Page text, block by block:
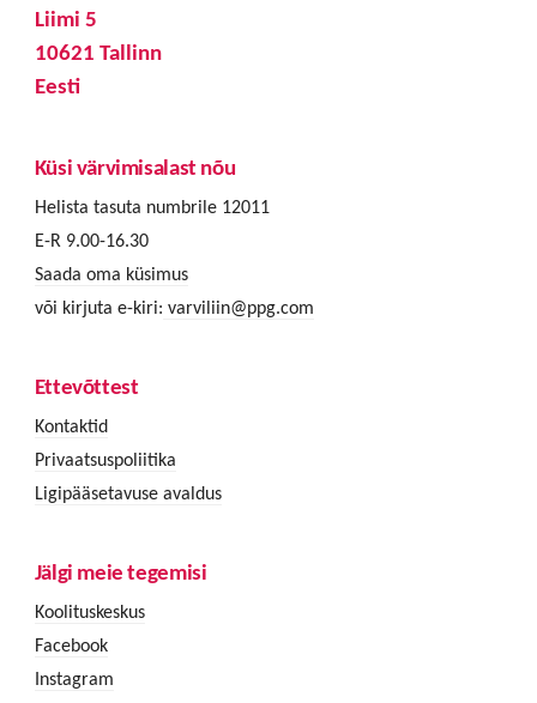
Liimi 5
10621 Tallinn
Eesti
Küsi värvimisalast nõu
Helista tasuta numbrile 12011
E-R 9.00-16.30
Saada oma küsimus
või kirjuta e-kiri: varviliin@ppg.com
Ettevõttest
Kontaktid
Privaatsuspoliitika
Ligipääsetavuse avaldus
Jälgi meie tegemisi
Koolituskeskus
Facebook
Instagram